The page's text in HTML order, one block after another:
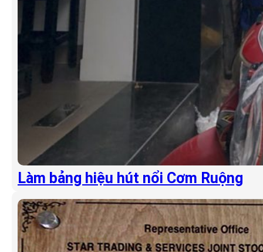
Làm bảng hiệu hút nổi Cơm Ruộng